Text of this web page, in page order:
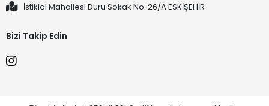
İstiklal Mahallesi Duru Sokak No: 26/A ESKİŞEHİR
Bizi Takip Edin